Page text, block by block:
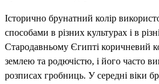
Історично брунатний колір
способами в різних культурах і в
Стародавньому Єгипті коричневий
землею та родючістю, і його часто
розписах гробниць. У середні віки